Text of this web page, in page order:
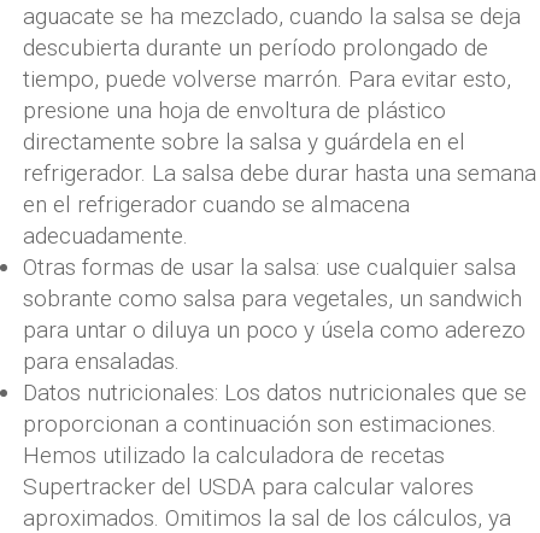
aguacate se ha mezclado, cuando la salsa se deja
descubierta durante un período prolongado de
tiempo, puede volverse marrón. Para evitar esto,
presione una hoja de envoltura de plástico
directamente sobre la salsa y guárdela en el
refrigerador. La salsa debe durar hasta una semana
en el refrigerador cuando se almacena
adecuadamente.
Otras formas de usar la salsa: use cualquier salsa
sobrante como salsa para vegetales, un sandwich
para untar o diluya un poco y úsela como aderezo
para ensaladas.
Datos nutricionales: Los datos nutricionales que se
proporcionan a continuación son estimaciones.
Hemos utilizado la calculadora de recetas
Supertracker del USDA para calcular valores
aproximados. Omitimos la sal de los cálculos, ya